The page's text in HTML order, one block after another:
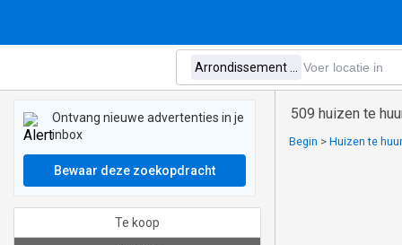
509 huizen te
Begin > Huizen te
Ontvang nieuwe advertenties in je
inbox
Bewaar deze zoekopdracht
Te koop